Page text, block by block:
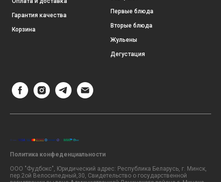
Гарантия качества
Корзина
Первые блюда
Вторые блюда
Жульены
Дегустация
Политика конфеденциальности
ООО "Фудбокс", Юридический адрес: Республика Беларусь, г. Минск,
пер.2ой Велосипедный,30, Свидетельство о государственной